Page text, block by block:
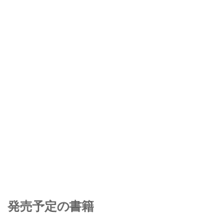
発売予定の書籍